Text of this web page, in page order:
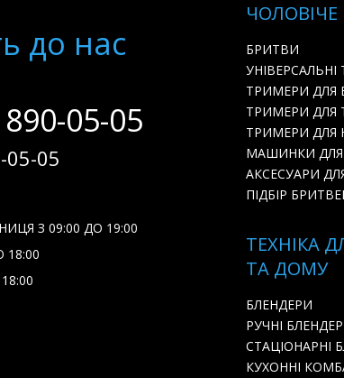
до нас
05-05
05-05
З 09:00 ДО 19:00
18:00
ЧОЛОВІЧЕ
БРИТВИ
ТРИМЕРИ ДЛЯ
ТРИМЕРИ ДЛЯ
ТРИМЕРИ ДЛЯ
МАШИНКИ
АКСЕСУАРИ
ПІДБІР
ТЕХНІКА
ТА ДОМУ
БЛЕНДЕРИ
РУЧНІ
СТАЦІОНАРНІ
КУХОННІ